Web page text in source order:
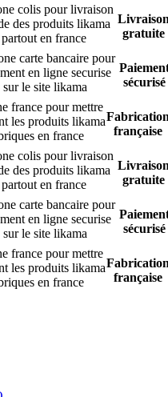
gratuite
sécurisé
française
gratuite
sécurisé
française